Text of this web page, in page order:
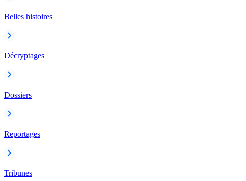
Belles histoires
Décryptages
Dossiers
Reportages
Tribunes